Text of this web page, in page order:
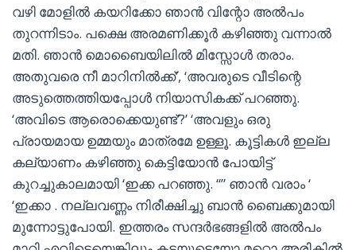
വഴി മോളിൽ കയറിക്കോ ഞാൻ വിന്റോ അൽപം
തുറന്നിടാം. പക്ഷെ അരമണിക്കൂർ കഴിഞ്ഞു വന്നാൽ
മതി. ഞാൻ മൊബൈയിലിൽ മിസ്സോൾ തരാം.
അതുവരെ നീ മാറിനിൽക്ക്’, ‘അവരുടെ വീടിന്റെ
അടുത്തെത്തിയപ്പോൾ നിയാസികക്ക് പറഞ്ഞു.
‘അവിടെ ആരൊക്കെയുണ്ട്’?’ ‘അവളും ഒരു
പ്രായമായ ഉമ്മയും മാത്രമേ ഉള്ളൂ. കൂട്ടികൾ ഇല്ല
കല്യാണം കഴിഞ്ഞു കെട്ടിയോൻ പോയിട്ട്
കുറച്ചുകാലമായി ‘ഇക്ക പറഞ്ഞു. “” ഞാൻ വരാം ‘
‘ഇക്കാ . നല്ലവണ്ണം നിരീക്ഷിച്ചു ബാൻ ബൈക്കുമായി
മുന്നോട്ടുപോയി. ഇത്തരം സന്ദർഭങ്ങളിൽ അൽപം